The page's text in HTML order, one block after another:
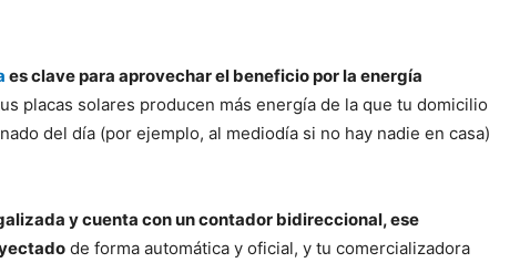
es clave para aprovechar el beneficio por la energía
placas solares producen más energía de la que tu domicilio
del día (por ejemplo, al mediodía si no hay nadie en casa)
y cuenta con un contador bidireccional, ese
de forma automática y oficial, y tu comercializadora